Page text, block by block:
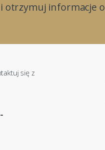
otrzymuj informacje o
się z